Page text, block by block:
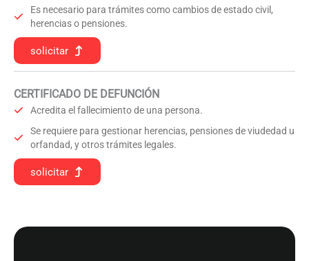
Es necesario para trámites como cambios de estado civil,
herencias o pensiones.
solicitar
CERTIFICADO DE DEFUNCIÓN
Acredita el fallecimiento de una persona.
Se requiere para gestionar herencias, pensiones de viudedad u
orfandad, y otros trámites legales.
solicitar